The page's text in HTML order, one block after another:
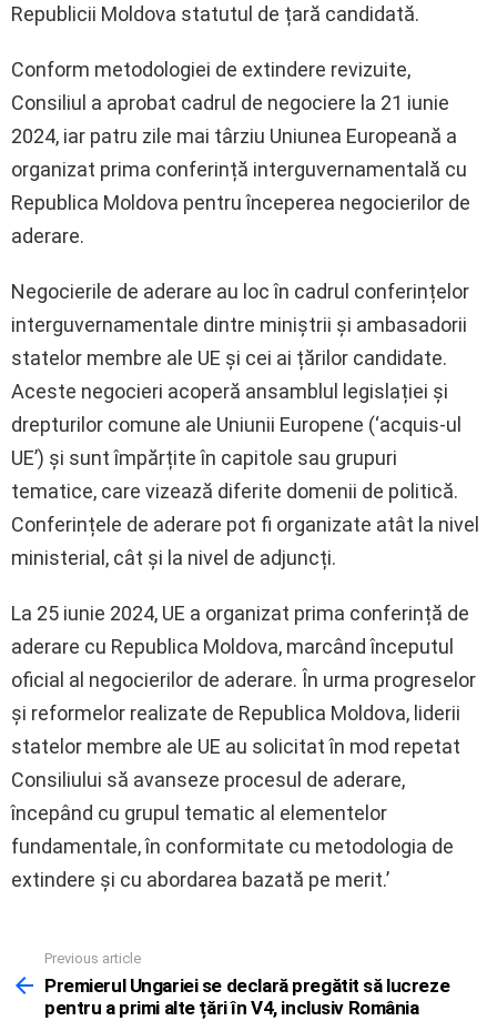
Republicii Moldova statutul de țară candidată.
Conform metodologiei de extindere revizuite,
Consiliul a aprobat cadrul de negociere la 21 iunie
2024, iar patru zile mai târziu Uniunea Europeană a
organizat prima conferință interguvernamentală cu
Republica Moldova pentru începerea negocierilor de
aderare.
Negocierile de aderare au loc în cadrul conferințelor
interguvernamentale dintre miniștrii și ambasadorii
statelor membre ale UE și cei ai țărilor candidate.
Aceste negocieri acoperă ansamblul legislației și
drepturilor comune ale Uniunii Europene (‘acquis-ul
UE’) și sunt împărțite în capitole sau grupuri
tematice, care vizează diferite domenii de politică.
Conferințele de aderare pot fi organizate atât la nivel
ministerial, cât și la nivel de adjuncți.
La 25 iunie 2024, UE a organizat prima conferință de
aderare cu Republica Moldova, marcând începutul
oficial al negocierilor de aderare. În urma progreselor
și reformelor realizate de Republica Moldova, liderii
statelor membre ale UE au solicitat în mod repetat
Consiliului să avanseze procesul de aderare,
începând cu grupul tematic al elementelor
fundamentale, în conformitate cu metodologia de
extindere și cu abordarea bazată pe merit.’
more
Previous article
Premierul Ungariei se declară pregătit să lucreze
pentru a primi alte țări în V4, inclusiv România